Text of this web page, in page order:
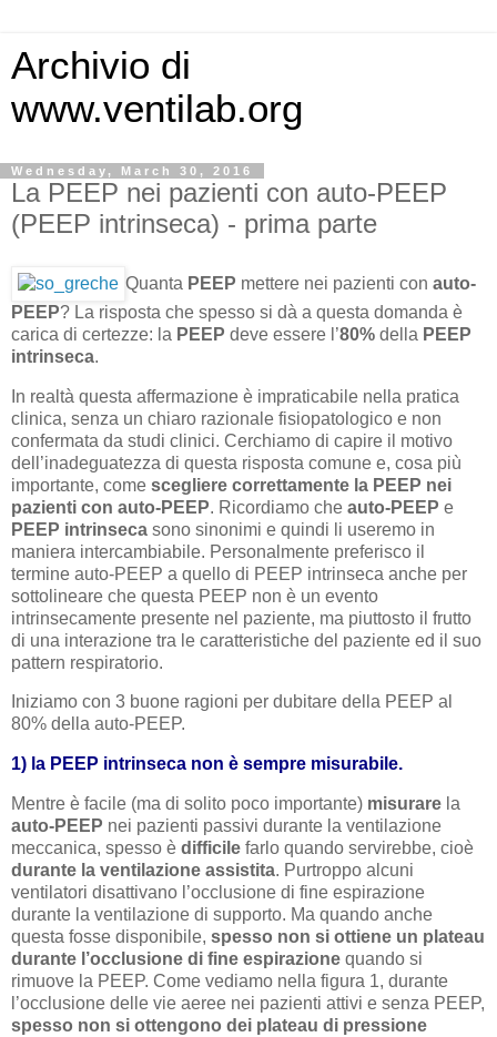
Archivio di
www.ventilab.org
Wednesday, March 30, 2016
La PEEP nei pazienti con auto-PEEP
(PEEP intrinseca) - prima parte
Quanta PEEP mettere nei pazienti con auto-
PEEP? La risposta che spesso si dà a questa domanda è
carica di certezze: la PEEP deve essere l’80% della PEEP
intrinseca.
In realtà questa affermazione è impraticabile nella pratica
clinica, senza un chiaro razionale fisiopatologico e non
confermata da studi clinici. Cerchiamo di capire il motivo
dell’inadeguatezza di questa risposta comune e, cosa più
importante, come scegliere correttamente la PEEP nei
pazienti con auto-PEEP. Ricordiamo che auto-PEEP e
PEEP intrinseca sono sinonimi e quindi li useremo in
maniera intercambiabile. Personalmente preferisco il
termine auto-PEEP a quello di PEEP intrinseca anche per
sottolineare che questa PEEP non è un evento
intrinsecamente presente nel paziente, ma piuttosto il frutto
di una interazione tra le caratteristiche del paziente ed il suo
pattern respiratorio.
Iniziamo con 3 buone ragioni per dubitare della PEEP al
80% della auto-PEEP.
1) la PEEP intrinseca non è sempre misurabile.
Mentre è facile (ma di solito poco importante) misurare la
auto-PEEP nei pazienti passivi durante la ventilazione
meccanica, spesso è difficile farlo quando servirebbe, cioè
durante la ventilazione assistita. Purtroppo alcuni
ventilatori disattivano l’occlusione di fine espirazione
durante la ventilazione di supporto. Ma quando anche
questa fosse disponibile, spesso non si ottiene un plateau
durante l’occlusione di fine espirazione quando si
rimuove la PEEP. Come vediamo nella figura 1, durante
l’occlusione delle vie aeree nei pazienti attivi e senza PEEP,
spesso non si ottengono dei plateau di pressione